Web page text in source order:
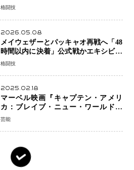
手との戦いも視野に
格闘技
2026.05.08
メイウェザーとパッキャオ再戦へ「48
時間以内に決着」公式戦かエキシビシ
ョンか混迷続く
格闘技
2025.02.18
マーベル映画『キャプテン・アメリ
カ：ブレイブ・ニュー・ワールド』
新ブラック・ウィドウ役のシラ・ハー
芸能